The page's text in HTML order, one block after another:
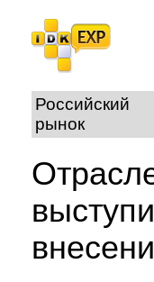
Российский
рынок